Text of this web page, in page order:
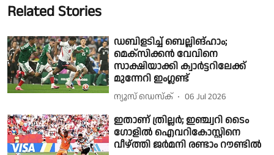
Related Stories
ഡബിളടിച്ച് ബെല്ലിങ്ഹാം;
മെക്സിക്കൻ വേവിനെ
സാക്ഷിയാക്കി ക്വാർട്ടറിലേക്ക്
മുന്നേറി ഇംഗ്ലണ്ട്
ന്യൂസ് ഡെസ്ക് 06 Jul 2026
ഇതാണ് ത്രില്ലർ; ഇഞ്ച്വറി ടൈം
ഗോളിൽ ഐവറികോസ്റ്റിനെ
വീഴ്ത്തി ജർമനി രണ്ടാം റൗണ്ടിൽ